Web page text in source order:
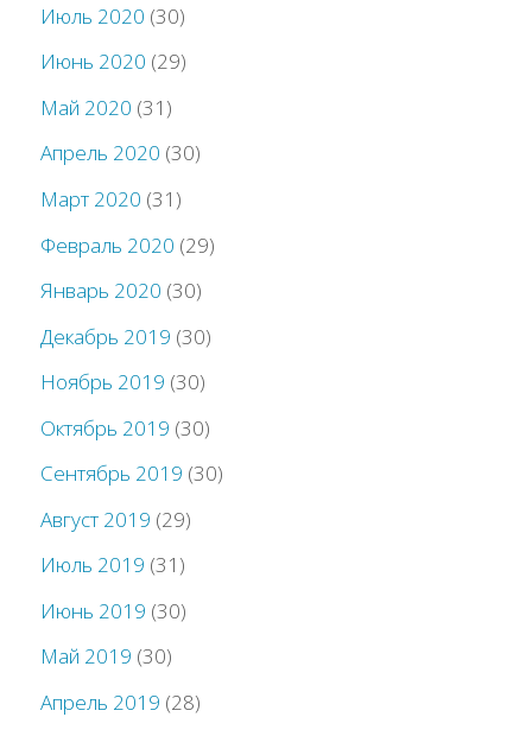
Июль 2020 (30)
Июнь 2020 (29)
Май 2020 (31)
Апрель 2020 (30)
Март 2020 (31)
Февраль 2020 (29)
Январь 2020 (30)
Декабрь 2019 (30)
Ноябрь 2019 (30)
Октябрь 2019 (30)
Сентябрь 2019 (30)
Август 2019 (29)
Июль 2019 (31)
Июнь 2019 (30)
Май 2019 (30)
Апрель 2019 (28)